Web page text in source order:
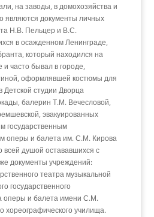
на заводы, в домохозяйства и
являются документы личных
Н.В. Пельцер и В.С.
в осажденном Ленинграде,
который находился на
часто бывал в городе,
оформлявшей костюмы для
студии Дворца
балерин Т.М. Вечесловой,
эвакуированных
государственным
оперы и балета им. С.М. Кирова
всей душой остававшихся с
документы учреждений:
театра музыкальной
государственного
оперы и балета имени С.М.
хореографического училища.